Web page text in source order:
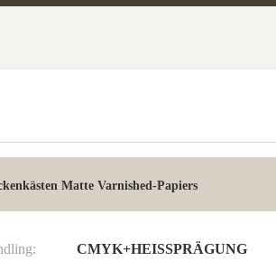
Matte Varnished-Papiers
CMYK+HEISSPRÄGUNG